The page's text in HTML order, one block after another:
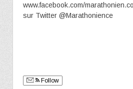
www.facebook.com/
sur Twitter @Marathonience
Follow